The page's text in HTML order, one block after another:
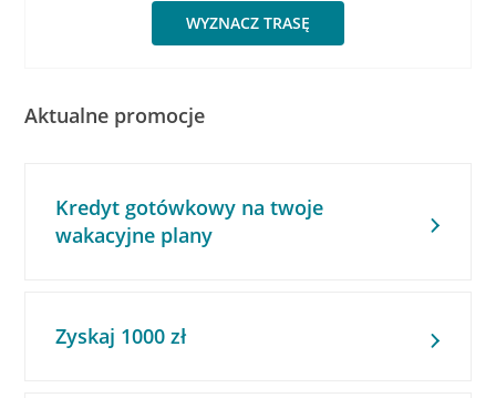
WYZNACZ TRASĘ
Aktualne promocje
Kredyt gotówkowy na twoje
wakacyjne plany
Zyskaj 1000 zł